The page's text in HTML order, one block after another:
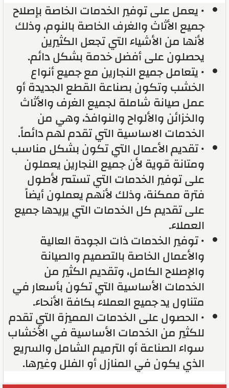
• يعمل على توفير الخدمات الخاصة بإصلاح
جميع الأثاث والغرف الخاصة بالنوم، وذلك
لأنها من الأشياء التي تجعل الكثيرين
يحصلون على أفضل خدمة بشكل دائم.
• يتعامل جميع النجارين مع جميع أنواع
الخشب وتكون بصناعة القطع الجديدة أو
عمل صيانة شاملة لجميع الغرف والأثاث
والخزائن والألواح والنوافذ، وهي من
الخدمات الاساسية التي تقدم لهم دائماً.
• تقديم الأعمال التي تكون بشكل مناسب
ومتانة قوية لأن جميع النجارين يعملون
على توفير الخدمات التي تستمر لأطول
فترة ممكنة، وذلك لأنهم يعملون أيضاً
على تقديم كل الخدمات التي يريدها جميع
العملاء.
• توفير الخدمات ذات الجودة العالية
والأعمال الخاصة بالتصميم والصيانة
والإصلاح الكامل، وتقديم الكثير من
الخدمات الأساسية التي تكون بأسعار في
متناول يد جميع العملاء بكافة الأنحاء.
• الحصول على الخدمات المميزة التي تقدم
للكثير من الخدمات الأساسية في الأخشاب
سواء الصناعة أو الترميم الشامل والسريع
الذي يكون في المنازل أو الفلل وغيرها.